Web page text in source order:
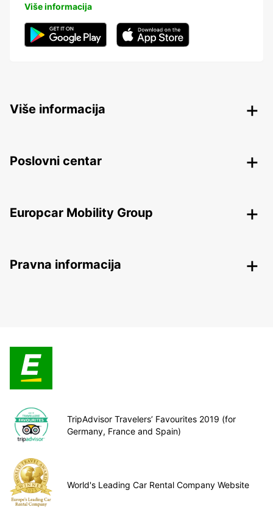
Više informacija
Više informacija
Poslovni centar
Europcar Mobility Group
Pravna informacija
TripAdvisor Travelers’ Favourites 2019 (for
Germany, France and Spain)
World's Leading Car Rental Company Website